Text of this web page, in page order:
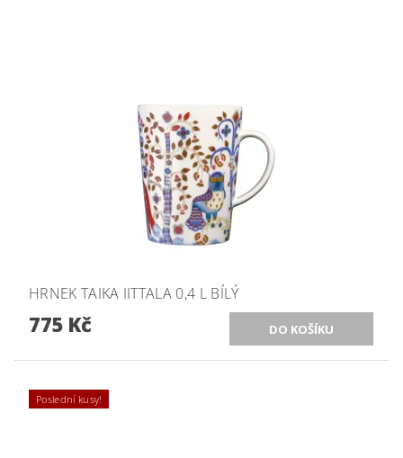
HRNEK TAIKA IITTALA 0,4 L BÍLÝ
775 Kč
Poslední kusy!